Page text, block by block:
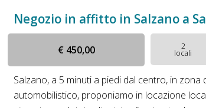
Negozio in affitto in Salzano a
€ 450,00 2
locali
Salzano, a 5 minuti a piedi dal centro, in zona
automobilistico, proponiamo in locazione